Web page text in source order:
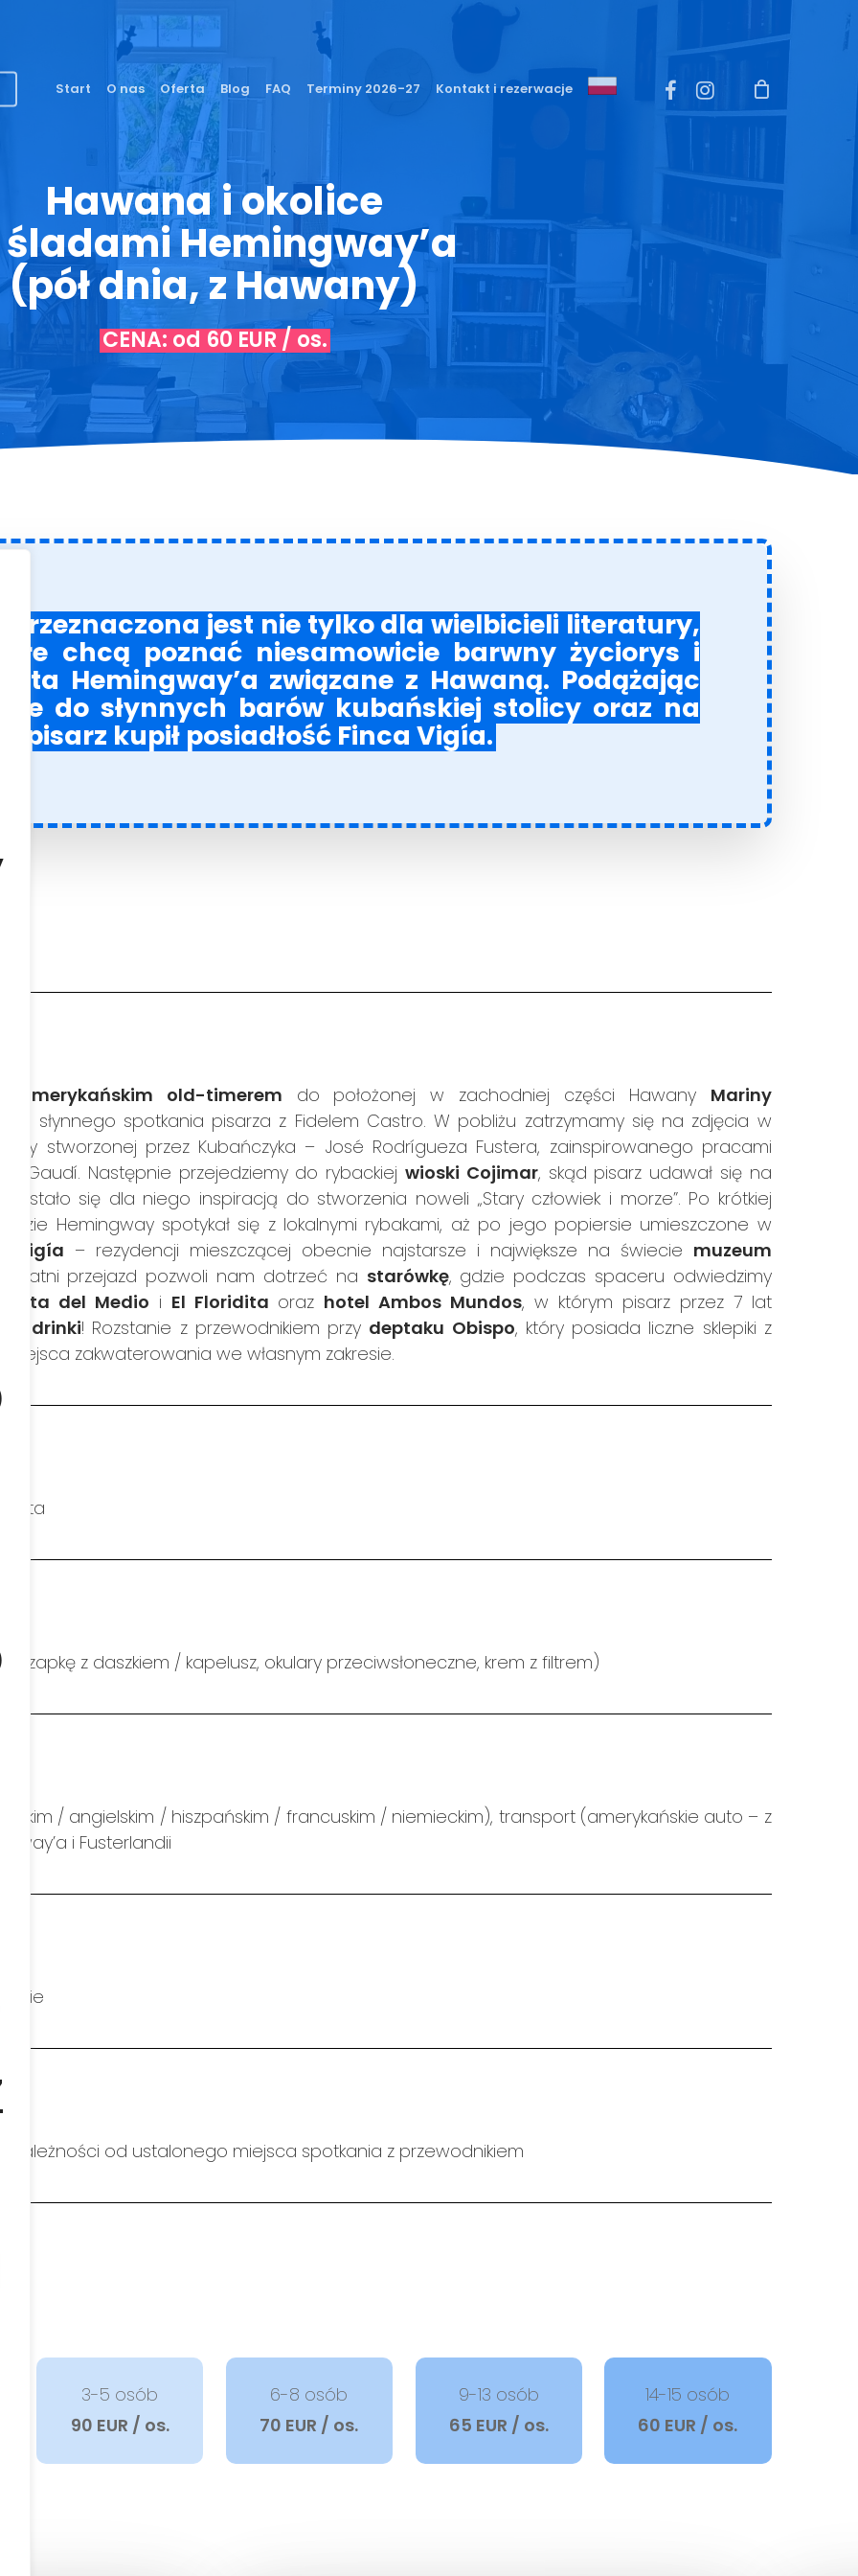
Start O nas Oferta Blog FAQ Terminy 2026-27 Kontakt i rezerwacje facebookinstagram
Hawana i okolice
Hemingway’a
(pół dnia, z Hawany)
CENA: od 60 EUR / os.
przeznaczona jest nie tylko dla wielbicieli literatury,
chcą poznać niesamowicie barwny życiorys i
Hemingway’a związane z Hawaną. Podążając
do słynnych barów kubańskiej stolicy oraz na
pisarz kupił posiadłość Finca Vigía.
amerykańskim old-timerem do położonej w zachodniej części Hawany Mariny
słynnego spotkania pisarza z Fidelem Castro. W pobliżu zatrzymamy się na zdjęcia w
stworzonej przez Kubańczyka – José Rodrígueza Fustera, zainspirowanego pracami
Gaudí. Następnie przejedziemy do rybackiej wioski Cojimar, skąd pisarz udawał się na
stało się dla niego inspiracją do stworzenia noweli „Stary człowiek i morze”. Po krótkiej
, gdzie Hemingway spotykał się z lokalnymi rybakami, aż po jego popiersie umieszczone w
Vigía – rezydencji mieszczącej obecnie najstarsze i największe na świecie muzeum
przejazd pozwoli nam dotrzeć na starówkę, gdzie podczas spaceru odwiedzimy
del Medio i El Floridita oraz hotel Ambos Mundos, w którym pisarz przez 7 lat
3 drinki! Rozstanie z przewodnikiem przy deptaku Obispo, który posiada liczne sklepiki z
zakwaterowania we własnym zakresie.
z daszkiem / kapelusz, okulary przeciwsłoneczne, krem z filtrem)
/ angielskim / hiszpańskim / francuskim / niemieckim), transport (amerykańskie auto – z
i Fusterlandii
zależności od ustalonego miejsca spotkania z przewodnikiem
3-5 osób
90 EUR / os.
6-8 osób
70 EUR / os.
9-13 osób
65 EUR / os.
14-15 osób
60 EUR / os.